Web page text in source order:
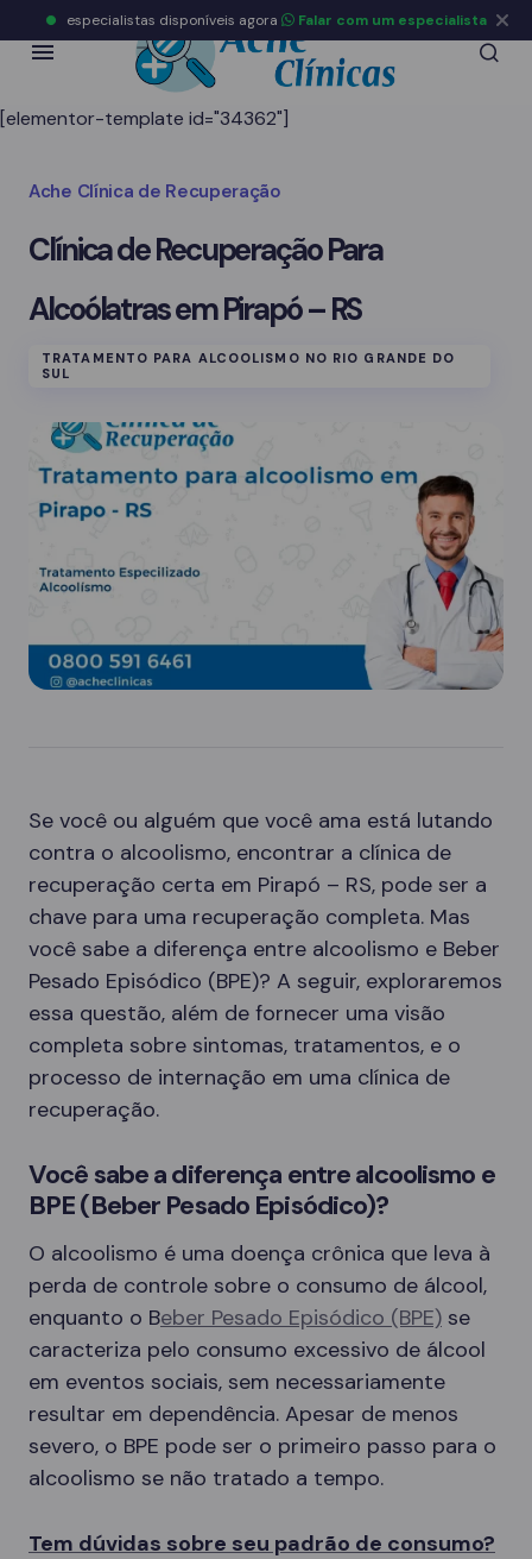
[elementor-template id="34362"]
Ache Clínica de Recuperação
Clínica de Recuperação Para
Alcoólatras em Pirapó – RS
TRATAMENTO PARA ALCOOLISMO NO RIO GRANDE DO
SUL
Se você ou alguém que você ama está lutando
contra o alcoolismo, encontrar a clínica de
recuperação certa em Pirapó – RS, pode ser a
chave para uma recuperação completa. Mas
você sabe a diferença entre alcoolismo e Beber
Pesado Episódico (BPE)? A seguir, exploraremos
essa questão, além de fornecer uma visão
completa sobre sintomas, tratamentos, e o
processo de internação em uma clínica de
recuperação.
Você sabe a diferença entre alcoolismo e
BPE (Beber Pesado Episódico)?
O alcoolismo é uma doença crônica que leva à
perda de controle sobre o consumo de álcool,
enquanto o Beber Pesado Episódico (BPE) se
caracteriza pelo consumo excessivo de álcool
em eventos sociais, sem necessariamente
resultar em dependência. Apesar de menos
severo, o BPE pode ser o primeiro passo para o
alcoolismo se não tratado a tempo.
Tem dúvidas sobre seu padrão de consumo?
especialistas disponíveis agora Falar com um especialista